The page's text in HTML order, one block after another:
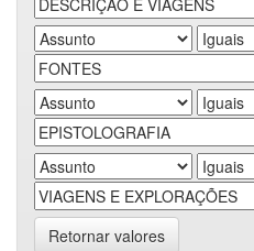
Retornar valores